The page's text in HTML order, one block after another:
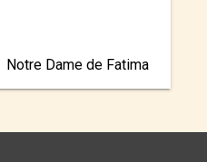
Notre Dame de Fatima